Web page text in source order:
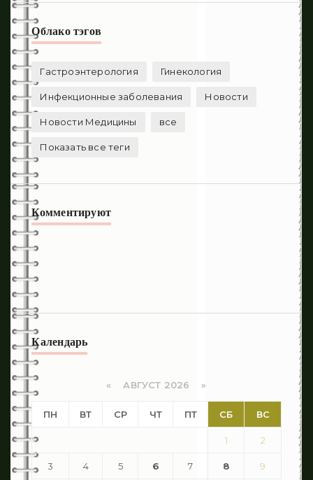
Облако тэгов
Гастроэнтерология Гинекология
Инфекционные заболевания Новости
Новости Медицины все
Показать все теги
Комментируют
Календарь
« АВГУСТ 2026 »
ПН ВТ СР ЧТ ПТ СБ ВС
1 2
3 4 5 6 7 8 9